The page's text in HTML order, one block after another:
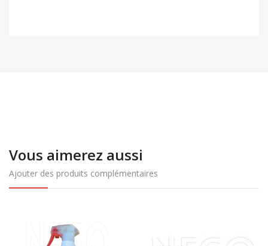
Vous aimerez aussi
Ajouter des produits complémentaires